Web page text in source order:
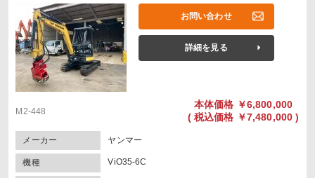
お問い合わせ
詳細を見る
M2-448
本体価格 ￥6,800,000
( 税込価格 ￥7,480,000 )
メーカー ヤンマー
機種 ViO35-6C